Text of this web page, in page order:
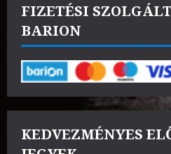
FIZETÉSI
BARION
KEDVEZMÉNYES